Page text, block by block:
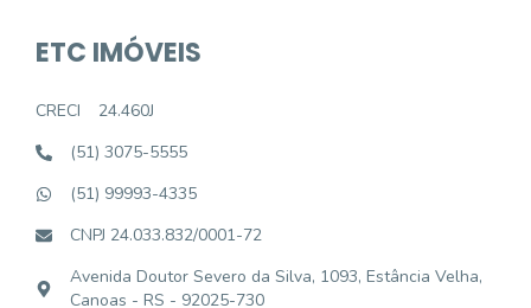
ETC IMÓVEIS
CRECI
24.460J
(51) 3075-5555
(51) 99993-4335
CNPJ 24.033.832/0001-72
Avenida Doutor Severo da Silva, 1093, Estância Velha,
Canoas - RS - 92025-730